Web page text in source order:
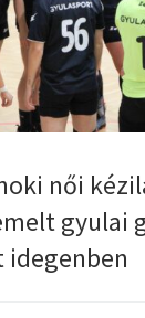
Anita,
Petra, Hemdi
női
gyulai